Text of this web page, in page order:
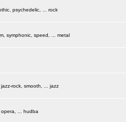
psychedelic, ... rock
symphonic, speed, ... metal
rock, smooth, ... jazz
... hudba